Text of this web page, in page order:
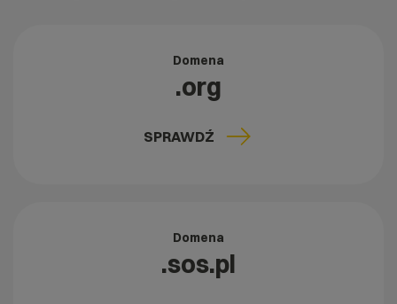
Domena
.org
SPRAWDŹ
Domena
.sos.pl